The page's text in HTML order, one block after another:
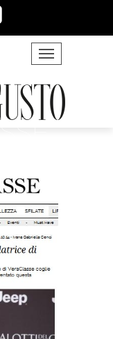
TOGGLE